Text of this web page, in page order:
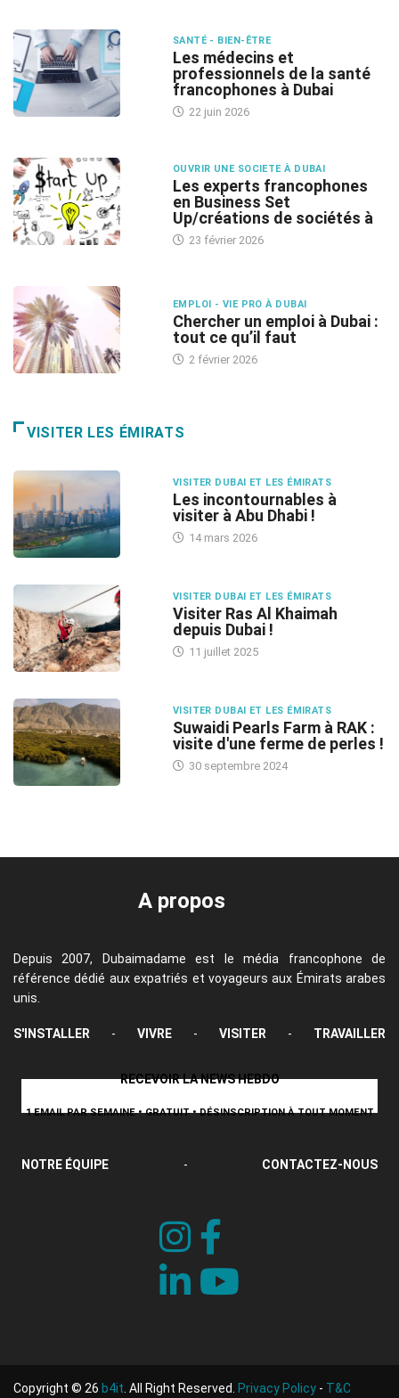
SANTÉ - BIEN-ÊTRE
Les médecins et
professionnels de la santé
francophones à Dubai
22 juin 2026
OUVRIR UNE SOCIETE À DUBAI
Les experts francophones
en Business Set
Up/créations de sociétés à
23 février 2026
EMPLOI - VIE PRO À DUBAI
Chercher un emploi à Dubai :
tout ce qu’il faut
2 février 2026
VISITER LES ÉMIRATS
VISITER DUBAI ET LES ÉMIRATS
Les incontournables à
visiter à Abu Dhabi !
14 mars 2026
VISITER DUBAI ET LES ÉMIRATS
Visiter Ras Al Khaimah
depuis Dubai !
11 juillet 2025
VISITER DUBAI ET LES ÉMIRATS
Suwaidi Pearls Farm à RAK :
visite d'une ferme de perles !
30 septembre 2024
A propos
Depuis 2007, Dubaimadame est le média francophone de
référence dédié aux expatriés et voyageurs aux Émirats arabes
unis.
S'INSTALLER - VIVRE - VISITER - TRAVAILLER
RECEVOIR LA NEWS HEBDO
1 EMAIL PAR SEMAINE • GRATUIT • DÉSINSCRIPTION À TOUT MOMENT
NOTRE ÉQUIPE - CONTACTEZ-NOUS
Copyright © 26 b4it. All Right Reserved. Privacy Policy - T&C